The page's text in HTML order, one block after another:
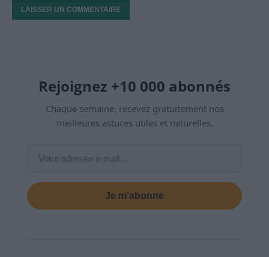
Rejoignez +10 000 abonnés
Chaque semaine, recevez gratuitement nos
meilleures astuces utiles et naturelles.
Je m’abonne